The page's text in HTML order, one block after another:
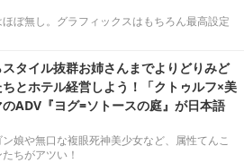
ぼ無し。グラフィックスはもちろん最高設定
タイル抜群お姉さんまでよりどりみど
ちとホテル経営しよう！「クトゥルフ×美
ADV『ヨグ=ソトースの庭』が日本語
娘や無口な複眼死神美少女など、属性てんこ
ちがアツい！